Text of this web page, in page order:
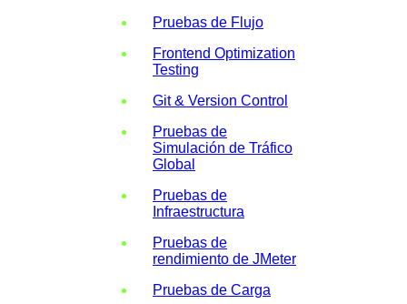
Pruebas de Flujo
Frontend Optimization
Testing
Git & Version Control
Pruebas de
Simulación de Tráfico
Global
Pruebas de
Infraestructura
Pruebas de
rendimiento de JMeter
Pruebas de Carga